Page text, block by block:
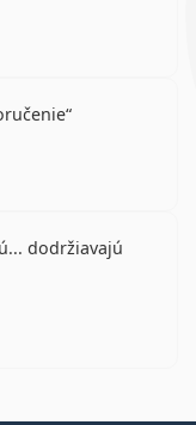
dodržiavajú